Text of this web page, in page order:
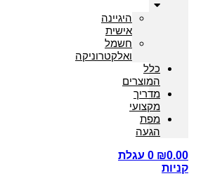
היגיינה
אישית
חשמל
ואלקטרוניקה
כלל
המוצרים
מדריך
מקצועי
מפת
הגעה
₪0.00
0 עגלת
קניות